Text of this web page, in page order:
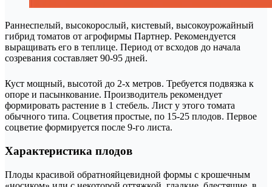
Раннеспелый, высокорослый, кистевый, высокоурожайный
гибрид томатов от агрофирмы Партнер. Рекомендуется
выращивать его в теплице. Период от всходов до начала
созревания составляет 90-95 дней.
Куст мощный, высотой до 2-х метров. Требуется подвязка к
опоре и пасынкование. Производитель рекомендует
формировать растение в 1 стебель. Лист у этого томата
обычного типа. Соцветия простые, по 15-25 плодов. Первое
соцветие формируется после 9-го листа.
Характеристика плодов
Плоды красивой обратнояйцевидной формы с крошечным